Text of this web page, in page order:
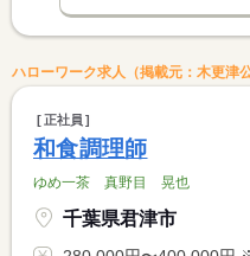
ハローワーク求人（掲載元：木更津
正社員
和食調理師
ゆめ一茶 真野目 晃也
千葉県君津市